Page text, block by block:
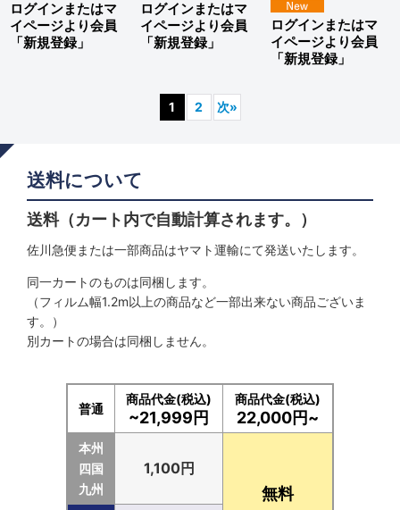
ログインまたはマ
イページより会員
「新規登録」
ログインまたはマ
イページより会員
「新規登録」
ログインまたはマ
イページより会員
「新規登録」
1 2 次»
送料について
送料（カート内で自動計算されます。）
佐川急便または一部商品はヤマト運輸にて発送いたします。
同一カートのものは同梱します。
（フィルム幅1.2m以上の商品など一部出来ない商品ございま
す。）
別カートの場合は同梱しません。
普通
商品代金(税込)
~21,999円
商品代金(税込)
22,000円~
本州
四国
九州
1,100円
無料